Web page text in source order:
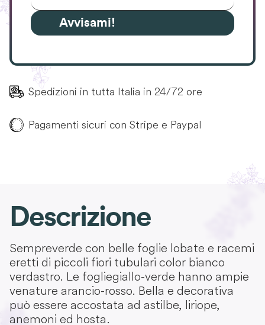
Avvisami!
Spedizioni in tutta Italia in 24/72 ore
Pagamenti sicuri con Stripe e Paypal
Descrizione
Sempreverde con belle foglie lobate e racemi
eretti di piccoli fiori tubulari color bianco
verdastro. Le foglie giallo-verde hanno ampie
venature arancio-rosso. Bella e decorativa
può essere accostata ad astilbe, liriope,
anemoni ed hosta.